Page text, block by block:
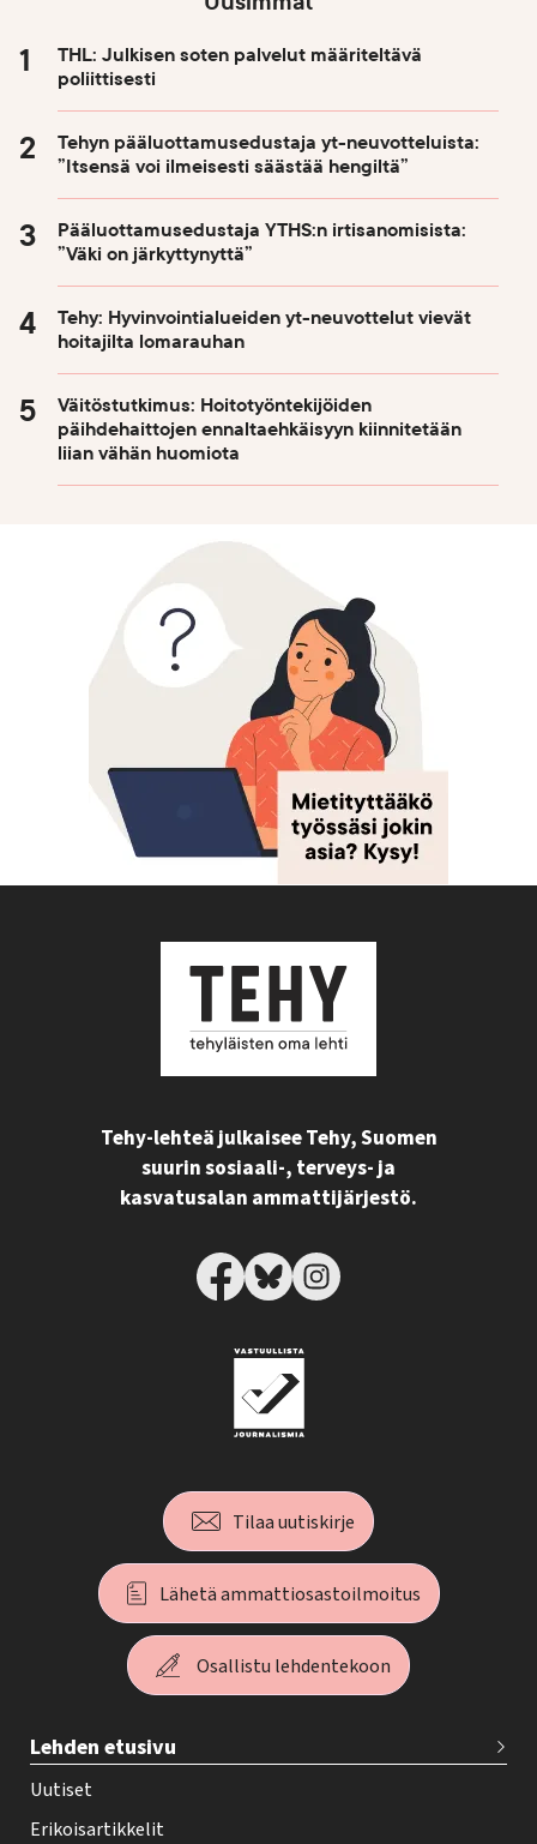
THL: Julkisen soten palvelut määriteltävä
poliittisesti
Tehyn pääluottamusedustaja yt-neuvotteluista:
”Itsensä voi ilmeisesti säästää hengiltä”
Pääluottamusedustaja YTHS:n irtisanomisista:
”Väki on järkyttynyttä”
Tehy: Hyvinvointialueiden yt-neuvottelut vievät
hoitajilta lomarauhan
Väitöstutkimus: Hoitotyöntekijöiden
päihdehaittojen ennaltaehkäisyyn kiinnitetään
liian vähän huomiota
Tehy-lehteä julkaisee Tehy, Suomen
suurin sosiaali-, terveys- ja
kasvatusalan ammattijärjestö.
Tilaa uutiskirje
Lähetä ammattiosastoilmoitus
Osallistu lehdentekoon
e
h
y
Lehden etusivu
Uutiset
Erikoisartikkelit